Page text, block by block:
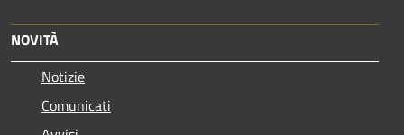
NOVITÀ
Notizie
Comunicati